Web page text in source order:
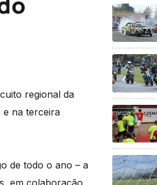
regional da
e na terceira
de todo o ano – a
em colaboração